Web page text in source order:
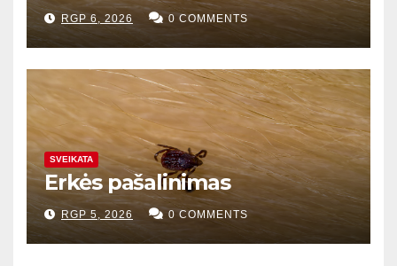
RGP 6, 2026 0 COMMENTS
SVEIKATA
Erkės pašalinimas
RGP 5, 2026 0 COMMENTS